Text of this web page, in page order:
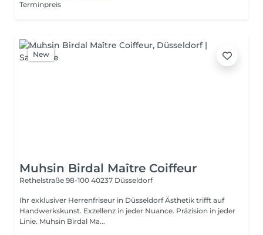
Terminpreis
New
Muhsin Birdal Maître Coiffeur
Rethelstraße 98-100 40237 Düsseldorf
Ihr exklusiver Herrenfriseur in Düsseldorf Ästhetik trifft auf
Handwerkskunst. Exzellenz in jeder Nuance. Präzision in jeder
Linie. Muhsin Birdal Ma...